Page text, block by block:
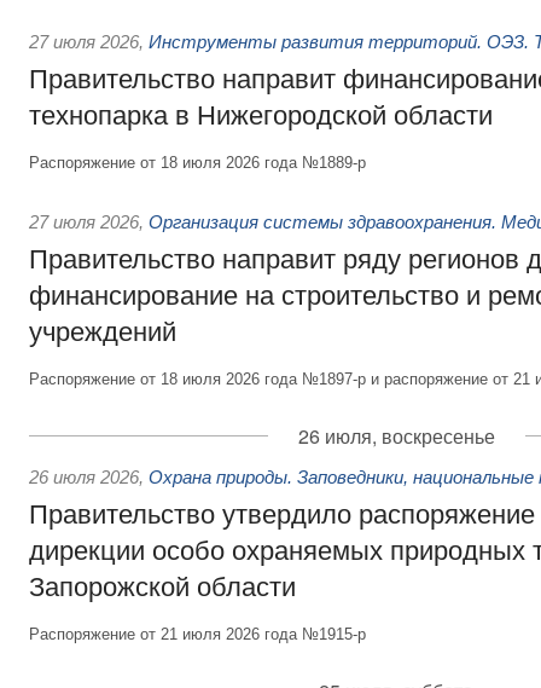
27 июля 2026, Инструменты развития территорий. ОЭЗ.
Правительство направит
технопарка в Нижегородской области
Распоряжение от 18 июля 2026 года №1889-р
27 июля 2026, Организация системы здравоохранения.
Правительство направит ряду регионов
финансирование на строительство и
учреждений
Распоряжение от 18 июля 2026 года №1897-р и распоряжение от
26 июля, воскресенье
26 июля 2026, Охрана природы. Заповедники, национальные
Правительство утвердило
дирекции особо охраняемых природных
Запорожской области
Распоряжение от 21 июля 2026 года №1915-р